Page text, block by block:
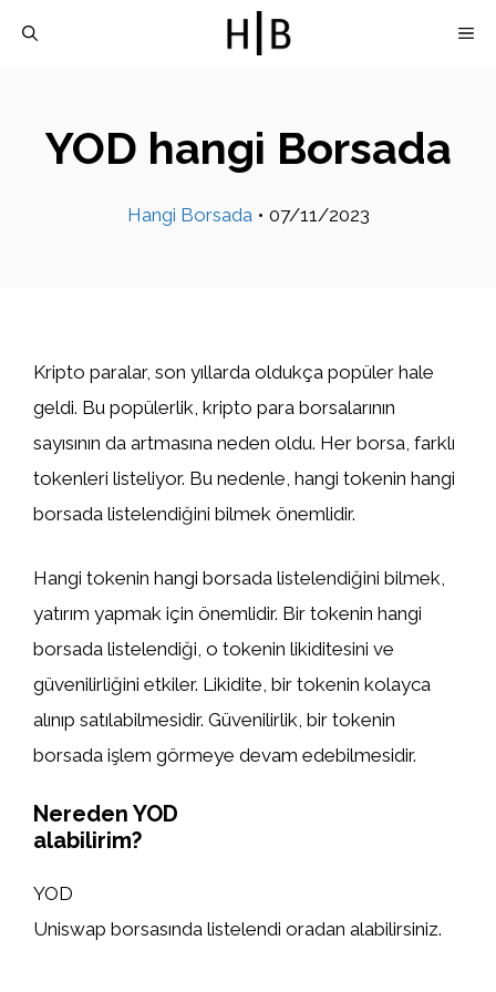
YOD hangi Borsada
Hangi Borsada • 07/11/2023
Kripto paralar, son yıllarda oldukça popüler hale
geldi. Bu popülerlik, kripto para borsalarının
sayısının da artmasına neden oldu. Her borsa, farklı
tokenleri listeliyor. Bu nedenle, hangi tokenin hangi
borsada listelendiğini bilmek önemlidir.
Hangi tokenin hangi borsada listelendiğini bilmek,
yatırım yapmak için önemlidir. Bir tokenin hangi
borsada listelendiği, o tokenin likiditesini ve
güvenilirliğini etkiler. Likidite, bir tokenin kolayca
alınıp satılabilmesidir. Güvenilirlik, bir tokenin
borsada işlem görmeye devam edebilmesidir.
Nereden YOD
alabilirim?
YOD
Uniswap borsasında listelendi oradan alabilirsiniz.